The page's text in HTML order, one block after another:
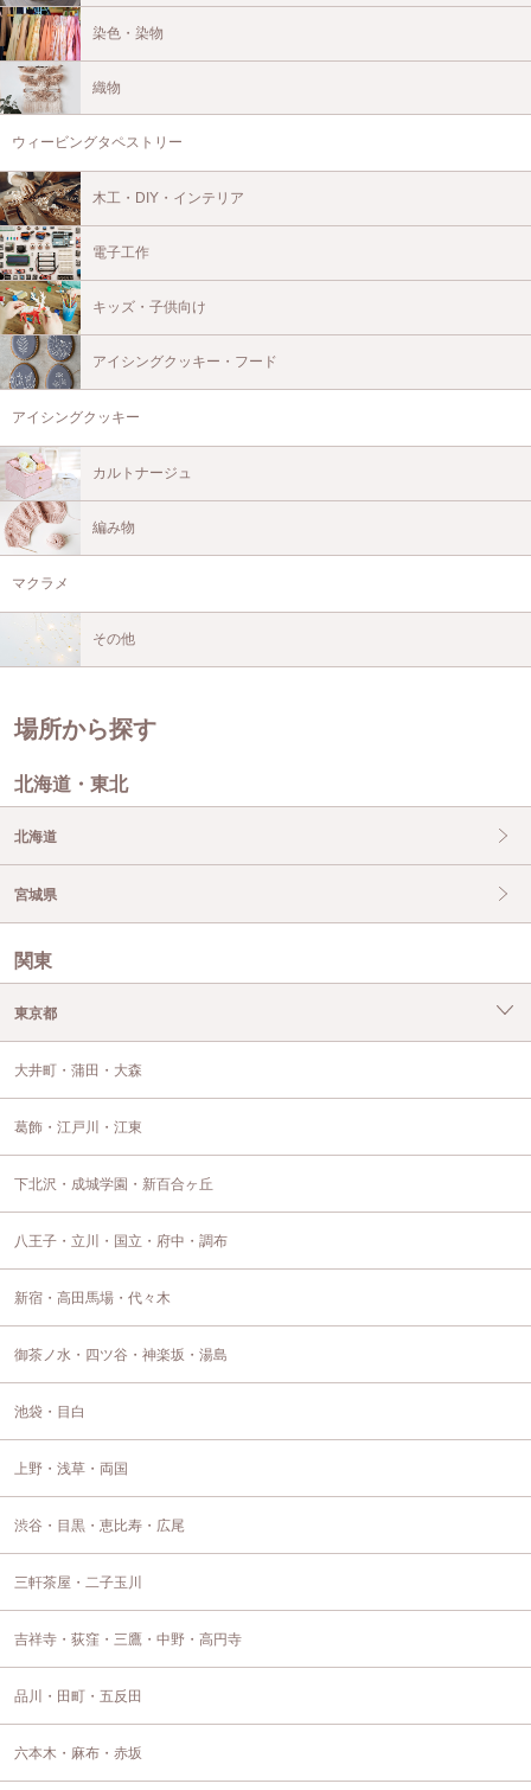
染色・染物
織物
ウィービングタペストリー
木工・DIY・インテリア
電子工作
キッズ・子供向け
アイシングクッキー・フード
アイシングクッキー
カルトナージュ
編み物
マクラメ
その他
場所から探す
北海道・東北
北海道
宮城県
関東
東京都
大井町・蒲田・大森
葛飾・江戸川・江東
下北沢・成城学園・新百合ヶ丘
八王子・立川・国立・府中・調布
新宿・高田馬場・代々木
御茶ノ水・四ツ谷・神楽坂・湯島
池袋・目白
上野・浅草・両国
渋谷・目黒・恵比寿・広尾
三軒茶屋・二子玉川
吉祥寺・荻窪・三鷹・中野・高円寺
品川・田町・五反田
六本木・麻布・赤坂